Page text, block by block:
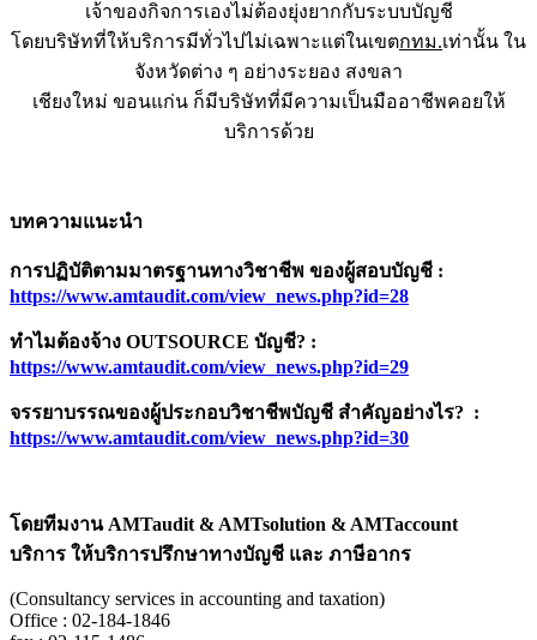
เจ้าของกิจการเองไม่ต้องยุ่งยากกับระบบบัญชี
โดยบริษัทที่ให้บริการมีทั่วไปไม่เฉพาะแต่ในเขตกทม.เท่านั้น ใน
จังหวัดต่าง ๆ อย่างระยอง สงขลา
เชียงใหม่ ขอนแก่น ก็มีบริษัทที่มีความเป็นมืออาชีพคอยให้
บริการด้วย
บทความแนะนำ
การปฏิบัติตามมาตรฐานทางวิชาชีพ ของผู้สอบบัญชี :
https://www.amtaudit.com/view_news.php?id=28
ทำไมต้องจ้าง OUTSOURCE บัญชี? :
https://www.amtaudit.com/view_news.php?id=29
จรรยาบรรณของผู้ประกอบวิชาชีพบัญชี สำคัญอย่างไร? :
https://www.amtaudit.com/view_news.php?id=30
โดยทีมงานAMTaudit & AMTsolution & AMTaccount
บริการ ให้บริการปรึกษาทางบัญชี และ ภาษีอากร
(Consultancy services in accounting and taxation)
Office : 02-184-1846